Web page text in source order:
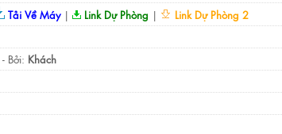
Tải Về Máy| Link Dự Phòng |
Link Dự Phòng 2
- Bởi: Khách